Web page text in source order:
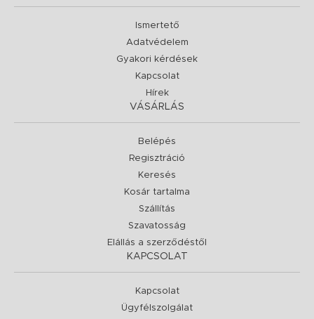
Ismertető
Adatvédelem
Gyakori kérdések
Kapcsolat
Hírek
VÁSÁRLÁS
Belépés
Regisztráció
Keresés
Kosár tartalma
Szállítás
Szavatosság
Elállás a szerződéstől
KAPCSOLAT
Kapcsolat
Ügyfélszolgálat